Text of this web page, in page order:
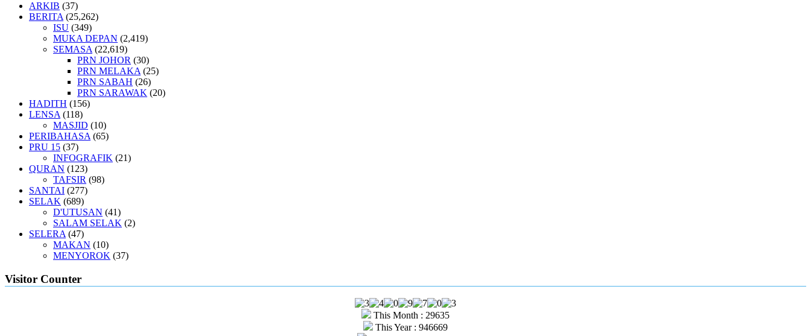
ARKIB (37)
BERITA(25,262)
ISU (349)
MUKA DEPAN (2,419)
SEMASA(22,619)
PRN JOHOR (30)
PRN MELAKA(25)
PRN SABAH (26)
PRN SARAWAK (20)
HADITH (156)
LENSA(118)
MASJID (10)
PERIBAHASA(65)
PRU 15 (37)
INFOGRAFIK (21)
QURAN (123)
TAFSIR (98)
SANTAI (277)
SELAK (689)
D'UTUSAN (41)
SALAM SELAK (2)
SELERA(47)
MAKAN (10)
MENYOROK (37)
Visitor Counter
This Month : 29635
This Year : 946669